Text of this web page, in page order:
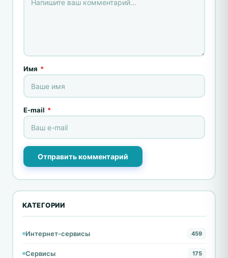
Имя *
E-mail *
Отправить комментарий
КАТЕГОРИИ
Интернет-сервисы 459
Сервисы 175